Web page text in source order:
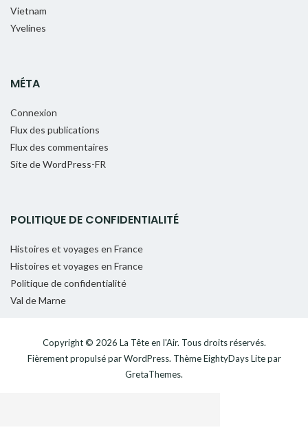
Vietnam
Yvelines
MÉTA
Connexion
Flux des publications
Flux des commentaires
Site de WordPress-FR
POLITIQUE DE CONFIDENTIALITÉ
Histoires et voyages en France
Histoires et voyages en France
Politique de confidentialité
Val de Marne
Copyright © 2026 La Tête en l'Air. Tous droits réservés.
Fièrement propulsé parWordPress. ThèmeEightyDays Litepar
GretaThemes.